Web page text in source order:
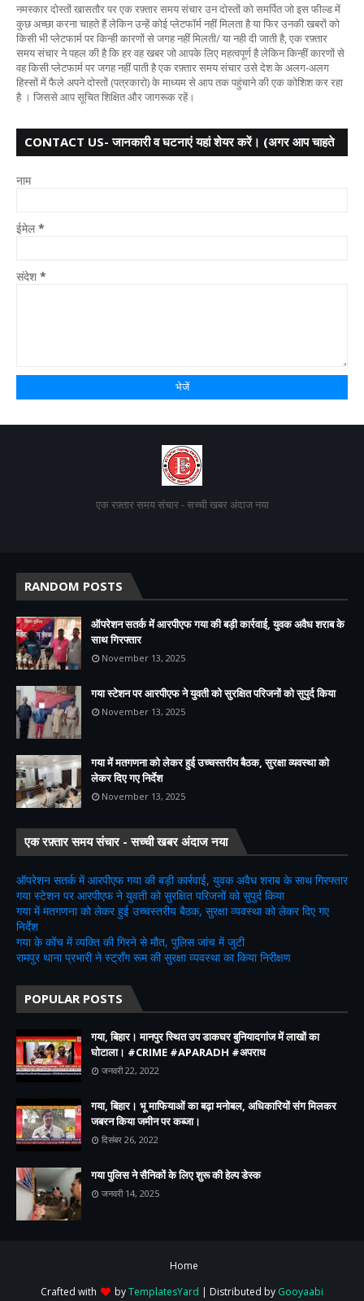
नमस्कार दोस्तों खासतौर पर एक रफ़्तार समय संचार उन दोस्तों को समर्पित जो इस फील्ड में
कुछ अच्छा करना चाहते हैं लेकिन उन्हें कोई प्लेटफॉर्म नहीं मिलता है या फिर उनकी खबरों को
किसी भी प्लेटफार्म पर किन्ही कारणों से जगह नहीं मिलती/ या नही दी जाती है, एक रफ़्तार
समय संचार ने पहल की है कि हर वह खबर जो आपके लिए महत्वपूर्ण है लेकिन किन्हीं कारणों से
वह किसी प्लेटफार्म पर जगह नहीं पाती है एक रफ़्तार समय संचार उसे देश के अलग-अलग
हिस्सों में फैले अपने दोस्तों (पत्रकारो) के माध्यम से आप तक पहुंचाने की एक कोशिश कर रहा
है । जिससे आप सूचित शिक्षित और जागरूक रहें।
CONTACT US- जानकारी व घटनाएं यहां शेयर करें। (अगर आप चाहते
नाम
ईमेल*
संदेश *
एक रफ़्तार समय संचार - सच्ची खबर अंदाज नया
RANDOM POSTS
ऑपरेशन सतर्क में आरपीएफ गया की बड़ी कार्रवाई, युवक अवैध शराब के
साथ गिरफ्तार
November 13, 2025
गया स्टेशन पर आरपीएफ ने युवती को सुरक्षित परिजनों को सुपुर्द किया
November 13, 2025
गया में मतगणना को लेकर हुई उच्चस्तरीय बैठक, सुरक्षा व्यवस्था को
लेकर दिए गए निर्देश
November 13, 2025
एक रफ़्तार समय संचार - सच्ची खबर अंदाज नया
ऑपरेशन सतर्क में आरपीएफ गया की बड़ी कार्रवाई, युवक अवैध शराब के साथ गिरफ्तार
गया स्टेशन पर आरपीएफ ने युवती को सुरक्षित परिजनों को सुपुर्द किया
गया में मतगणना को लेकर हुई उच्चस्तरीय बैठक, सुरक्षा व्यवस्था को लेकर दिए गए
निर्देश
गया के कोंच में व्यक्ति की गिरने से मौत, पुलिस जांच में जुटी
रामपुर थाना प्रभारी ने स्ट्रॉंग रूम की सुरक्षा व्यवस्था का किया निरीक्षण
POPULAR POSTS
गया, बिहार। मानपुर स्थित उप डाकघर बुनियादगांज में लाखों का
घोटाला। #CRIME #APARADH #अपराध
जनवरी 22, 2022
गया, बिहार। भू माफियाओं का बढ़ा मनोबल, अधिकारियों संग मिलकर
जबरन किया जमीन पर कब्जा।
दिसंबर 26, 2022
गया पुलिस ने सैनिकों के लिए शुरू की हेल्प डेस्क
जनवरी 14, 2025
Home
Crafted with
byTemplatesYard | Distributed by Gooyaabi